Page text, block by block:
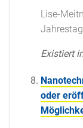
Lise-
Existiert
oder